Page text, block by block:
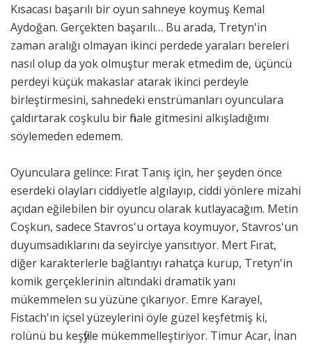
Kısacası başarılı bir oyun sahneye koymuş Kemal
Aydoğan. Gerçekten başarılı… Bu arada, Tretyn'in
zaman aralığı olmayan ikinci perdede yaraları bereleri
nasıl olup da yok olmuştur merak etmedim de, üçüncü
perdeyi küçük makaslar atarak ikinci perdeyle
birleştirmesini, sahnedeki enstrümanları oyunculara
çaldırtarak coşkulu bir finale gitmesini alkışladığımı
söylemeden edemem.
Oyunculara gelince: Fırat Tanış için, her şeyden önce
eserdeki olayları ciddiyetle algılayıp, ciddi yönlere mizahi
açıdan eğilebilen bir oyuncu olarak kutlayacağım. Metin
Coşkun, sadece Stavros'u ortaya koymuyor, Stavros'un
duyumsadıklarını da seyirciye yansıtıyor. Mert Fırat,
diğer karakterlerle bağlantıyı rahatça kurup, Tretyn'in
komik gerçeklerinin altındaki dramatik yanı
mükemmelen su yüzüne çıkarıyor. Emre Karayel,
Fistach'ın içsel yüzeylerini öyle güzel keşfetmiş ki,
rolünü bu keşfiyle mükemmelleştiriyor. Timur Acar, İnan